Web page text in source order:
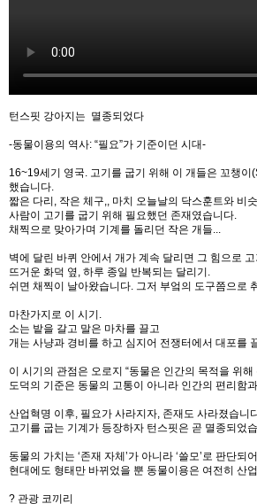
턴스핏 강아지는 멸종되었다
-동물이용의 역사: “필요”가 기준이던 시대-
16~19세기 영국. 고기를 굽기 위해 이 개들은 꼬챙이
했습니다.
짧은 다리, 작은 체구,, 마치 오늘날의 닥스훈트와 비
사람이 고기를 굽기 위해 필요했던 존재였습니다.
채찍으로 맞아가며 기계를 돌리던 작은 개들...
벽에 달린 바퀴 안에서 개가 계속 달리면 그 힘으로
뜨거운 화덕 옆, 하루 종일 반복되는 달리기.
쉬면 채찍이 날아왔습니다. 그저 부엌의 도구쯤으로
마찬가지로 이 시기.
소는 밭을 갈고 말은 마차를 끌고
개는 사냥과 경비를 하고 심지어 전쟁터에서 대포를
이 시기의 관점은 오로지 “동물은 인간의 목적을 위해
도덕의 기준은 동물의 고통이 아니라 인간의 편리함
산업혁명 이후, 필요가 사라지자, 존재도 사라졌습니
고기를 굽는 기계가 등장하자 턴스핏은 곧 멸종되었
동물의 가치는 ‘존재 자체’가 아니라 ‘쓸모’로 판단되
현대에도 형태만 바뀌었을 뿐 동물이용은 여전히 산
? 관광 코끼리